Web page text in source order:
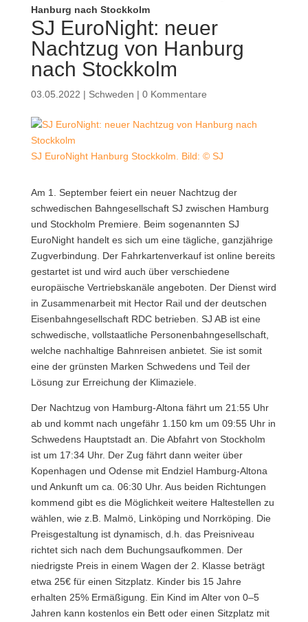
Hanburg nach Stockkolm
SJ EuroNight: neuer
Nachtzug von Hanburg
nach Stockkolm
03.05.2022 | Schweden | 0 Kommentare
SJ EuroNight Hanburg Stockkolm. Bild: © SJ
Am 1. September feiert ein neuer Nachtzug der
schwedischen Bahngesellschaft SJ zwischen Hamburg
und Stockholm Premiere. Beim sogenannten SJ
EuroNight handelt es sich um eine tägliche, ganzjährige
Zugverbindung. Der Fahrkartenverkauf ist online bereits
gestartet ist und wird auch über verschiedene
europäische Vertriebskanäle angeboten. Der Dienst wird
in Zusammenarbeit mit Hector Rail und der deutschen
Eisenbahngesellschaft RDC betrieben. SJ AB ist eine
schwedische, vollstaatliche Personenbahngesellschaft,
welche nachhaltige Bahnreisen anbietet. Sie ist somit
eine der grünsten Marken Schwedens und Teil der
Lösung zur Erreichung der Klimaziele.
Der Nachtzug von Hamburg-Altona fährt um 21:55 Uhr
ab und kommt nach ungefähr 1.150 km um 09:55 Uhr in
Schwedens Hauptstadt an. Die Abfahrt von Stockholm
ist um 17:34 Uhr. Der Zug fährt dann weiter über
Kopenhagen und Odense mit Endziel Hamburg-Altona
und Ankunft um ca. 06:30 Uhr. Aus beiden Richtungen
kommend gibt es die Möglichkeit weitere Haltestellen zu
wählen, wie z.B. Malmö, Linköping und Norrköping. Die
Preisgestaltung ist dynamisch, d.h. das Preisniveau
richtet sich nach dem Buchungsaufkommen. Der
niedrigste Preis in einem Wagen der 2. Klasse beträgt
etwa 25€ für einen Sitzplatz. Kinder bis 15 Jahre
erhalten 25% Ermäßigung. Ein Kind im Alter von 0–5
Jahren kann kostenlos ein Bett oder einen Sitzplatz mit